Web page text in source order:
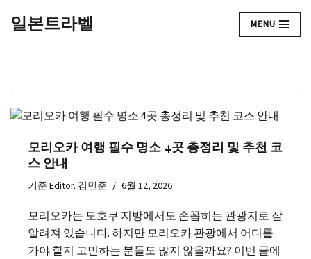
건
일본트라벨 MENU
모리오카 여행 필수 명소 4곳 총정리 및 추천 코
스 안내
기준Editor. 김민준 6월 12, 2026
모리오카는 도호쿠 지방에서도 손꼽히는 관광지로 잘
알려져 있습니다. 하지만 모리오카 관광에서 어디를
가야 할지 고민하는 분들도 많지 않을까요? 이번 글에